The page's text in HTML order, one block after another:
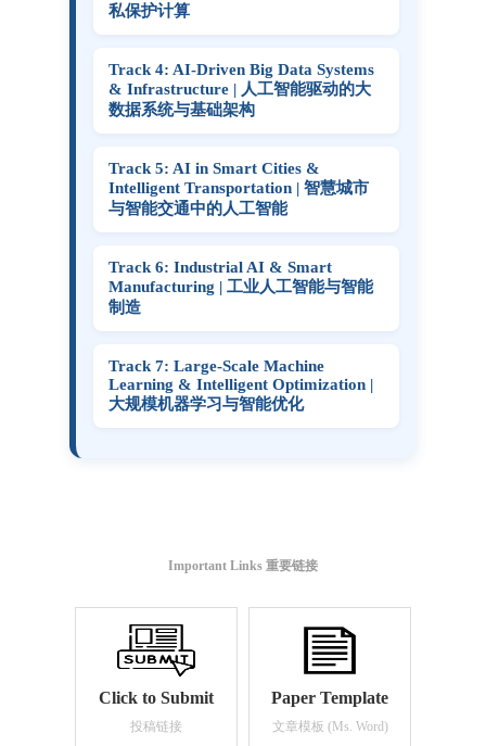
私保护计算
Track 4: AI-Driven Big Data Systems
& Infrastructure | 人工智能驱动的大
数据系统与基础架构
Track 5: AI in Smart Cities &
Intelligent Transportation | 智慧城市
与智能交通中的人工智能
Track 6: Industrial AI & Smart
Manufacturing | 工业人工智能与智能
制造
Track 7: Large-Scale Machine
Learning & Intelligent Optimization |
大规模机器学习与智能优化
Important Links 重要链接
Click to Submit
投稿链接
Paper Template
文章模板 (Ms. Word)